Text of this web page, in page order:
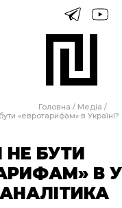
Головна / Медіа /
«евротарифам» в Україні?
НЕ БУТИ
В